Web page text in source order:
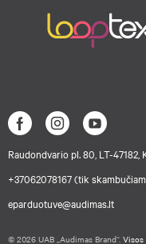
Raudondvario pl. 80, LT-47182,
+37062078167 (tik
eparduotuve@audimas.lt
© 2026 UAB „Audimas Brand“. Visos